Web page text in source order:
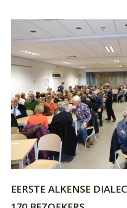
EERSTE ALKENSE